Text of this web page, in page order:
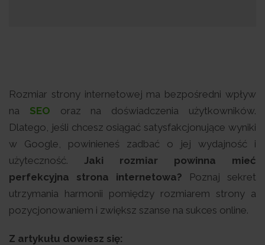
Rozmiar strony internetowej ma bezpośredni wpływ
na SEO oraz na doświadczenia użytkowników.
Dlatego, jeśli chcesz osiągać satysfakcjonujące wyniki
w Google, powinieneś zadbać o jej wydajność i
użyteczność. Jaki rozmiar powinna mieć
perfekcyjna strona internetowa? Poznaj sekret
utrzymania harmonii pomiędzy rozmiarem strony a
pozycjonowaniem i zwiększ szanse na sukces online.
Z artykułu dowiesz się: